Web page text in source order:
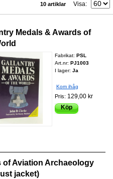
10 artiklar Visa
Medals & Awards of
Fabrikat: PSL
Art.nr: PJ1003
I lager: Ja
Kom ihåg
Pris: 129,00 kr
Köp
of Aviation Archaeology
jacket)